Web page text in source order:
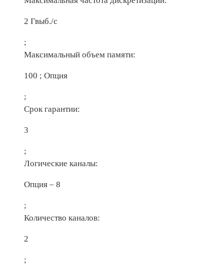
2 Гвыб./с
;
Максимальный объем памяти:
100 ; Опция
;
Срок гарантии:
3
;
Логические каналы:
Опция – 8
;
Количество каналов:
2
;